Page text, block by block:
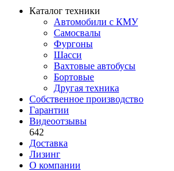
Каталог техники
Автомобили с КМУ
Самосвалы
Фургоны
Шасси
Вахтовые автобусы
Бортовые
Другая техника
Собственное производство
Гарантии
Видеоотзывы
642
Доставка
Лизинг
О компании